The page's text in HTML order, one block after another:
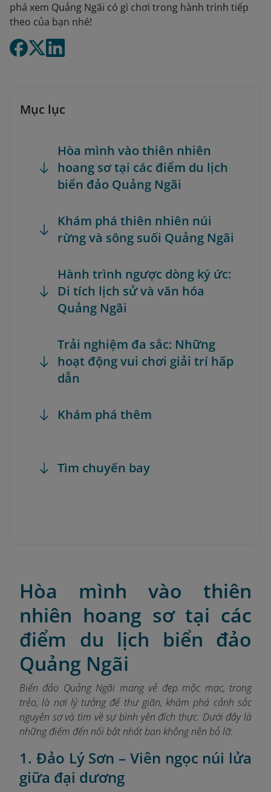
phá xem Quảng Ngãi có gì chơi trong hành trình tiếp
theo của bạn nhé!
Mục lục
Hòa mình vào thiên nhiên
hoang sơ tại các điểm du lịch
biển đảo Quảng Ngãi
Khám phá thiên nhiên núi
rừng và sông suối Quảng Ngãi
Hành trình ngược dòng ký ức:
Di tích lịch sử và văn hóa
Quảng Ngãi
Trải nghiệm đa sắc: Những
hoạt động vui chơi giải trí hấp
dẫn
Khám phá thêm
Tìm chuyến bay
Hòa mình vào thiên
nhiên hoang sơ tại các
điểm du lịch biển đảo
Quảng Ngãi
Biển đảo Quảng Ngãi mang vẻ đẹp mộc mạc, trong
trẻo, là nơi lý tưởng để thư giãn, khám phá cảnh sắc
nguyên sơ và tìm về sự bình yên đích thực. Dưới đây là
những điểm đến nổi bật nhất bạn không nên bỏ lỡ:
1. Đảo Lý Sơn – Viên ngọc núi lửa
giữa đại dương